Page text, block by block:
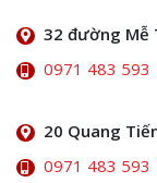
32 đường Mễ
0971 483 593
20 Quang
0971 483 593